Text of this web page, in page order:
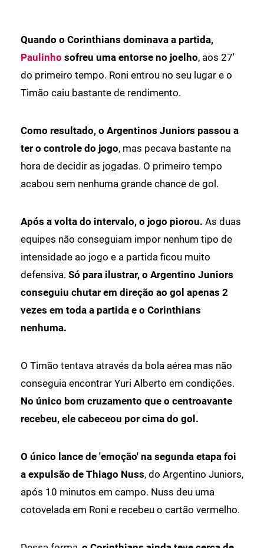
Quando o Corinthians dominava a partida,
Paulinho sofreu uma entorse no joelho, aos 27'
do primeiro tempo. Roni entrou no seu lugar e o
Timão caiu bastante de rendimento.
Como resultado, o Argentinos Juniors passou a
ter o controle do jogo, mas pecava bastante na
hora de decidir as jogadas. O primeiro tempo
acabou sem nenhuma grande chance de gol.
Após a volta do intervalo, o jogo piorou. As duas
equipes não conseguiam impor nenhum tipo de
intensidade ao jogo e a partida ficou muito
defensiva. Só para ilustrar, o Argentino Juniors
conseguiu chutar em direção ao gol apenas 2
vezes em toda a partida e o Corinthians
nenhuma.
O Timão tentava através da bola aérea mas não
conseguia encontrar Yuri Alberto em condições.
No único bom cruzamento que o centroavante
recebeu, ele cabeceou por cima do gol.
O único lance de 'emoção' na segunda etapa foi
a expulsão de Thiago Nuss, do Argentino Juniors,
após 10 minutos em campo. Nuss deu uma
cotovelada em Roni e recebeu o cartão vermelho.